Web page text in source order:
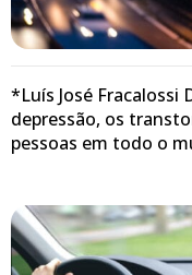
*Luís José Fracalossi
depressão, os
pessoas em todo o